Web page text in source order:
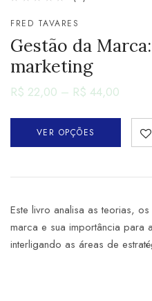
FRED TAVARES
Gestão da
marketing
R$ 22,00 – R$ 44,00
VER OPÇÕES
Este livro analisa as teorias,
marca e sua importância para
interligando as áreas de